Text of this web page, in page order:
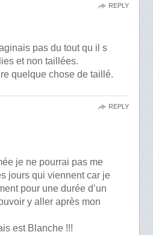
pas du tout qu il s
et non taillées.
quelque chose de taillé.
REPLY
je ne pourrai pas me
jours qui viennent car je
pour une durée d’un
y aller après mon
est Blanche !!!
REPLY